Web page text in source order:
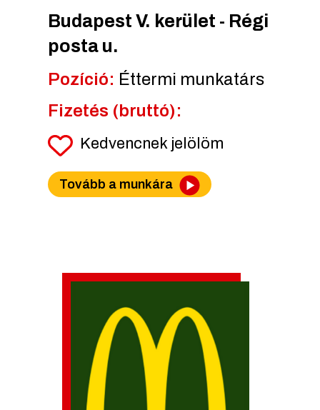
Budapest V. kerület - Régi
posta u.
Pozíció: Éttermi munkatárs
Fizetés (bruttó):
Kedvencnek jelölöm
Tovább a munkára